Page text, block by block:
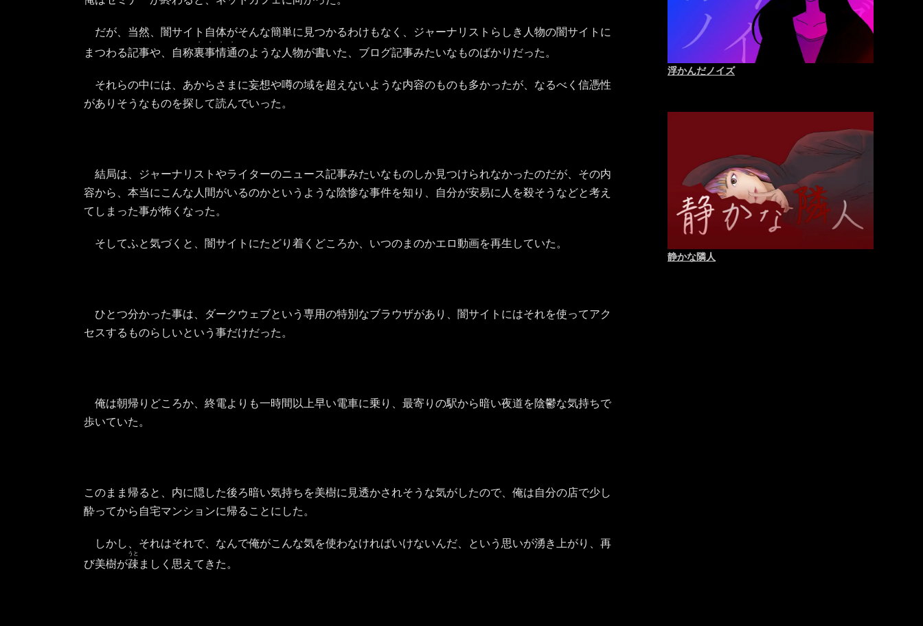
だが、当然、闇サイト自体がそんな簡単に見つかるわけもなく、ジャーナリストらしき人物の闇サイトに
まつわる記事や、自称裏事情通
・・・・
のような人物が書いた、ブログ記事みたいなものばかりだった。
それらの中には、あからさまに妄想や噂の域を超えないような内容のものも多かったが、なるべく信憑性
がありそうなものを探して読んでいった。
結局は、ジャーナリストやライターのニュース記事みたいなものしか見つけられなかったのだが、その内
容から、本当にこんな人間がいるのかというような陰惨な事件を知り、自分が安易に人を殺そうなどと考え
てしまった事が怖くなった。
そしてふと気づくと、闇サイトにたどり着くどころか、いつのまのかエロ動画を再生していた。
ひとつ分かった事は、ダークウェブという専用の特別なブラウザがあり、闇サイトにはそれを使ってアク
セスするものらしいという事だけだった。
俺は朝帰りどころか、終電よりも一時間以上早い電車に乗り、最寄りの駅から暗い夜道を陰鬱な気持ちで
歩いていた。
このまま帰ると、内に隠した後ろ暗い気持ちを美樹に見透かされそうな気がしたので、俺は自分の店で少し
酔ってから自宅マンションに帰ることにした。
しかし、それはそれで、なんで俺がこんな気を使わなければいけないんだ、という思いが湧き上がり、再
び美樹が疎
うと
ましく思えてきた。
浮かんだノイズ
静かな隣人